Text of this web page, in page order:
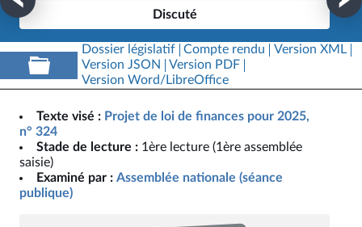
Discuté
Dossier législatif Compte rendu
Version XML
Version JSON
Version PDF
Version Word/LibreOffice
Texte visé : Projet de loi de finances pour 2025,
n° 324
Stade de lecture : 1ère lecture (1ère assemblée
saisie)
Examiné par : Assemblée nationale (séance
publique)